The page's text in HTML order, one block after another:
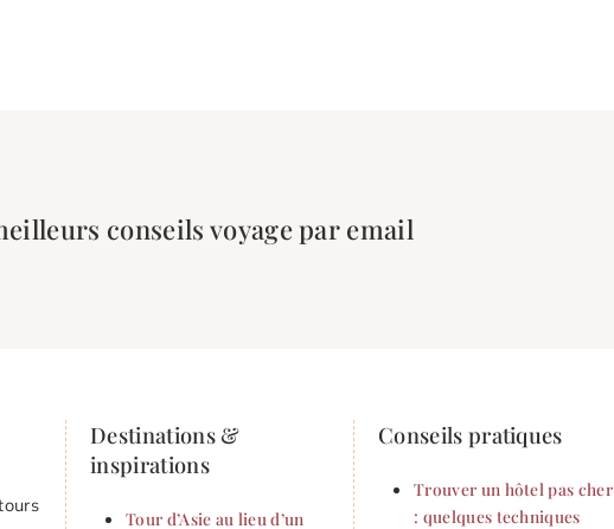
conseils voyage par email
Destinations &
inspirations
Tour d’Asie au lieu d’un
Conseils pratiques
Trouver un hôtel pas cher
: quelques techniques